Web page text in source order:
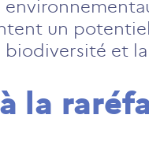
un
biodiversité et
la